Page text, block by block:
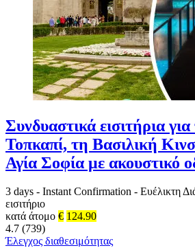
Συνδυαστικά εισιτήρια
Τοπκαπί, τη Βασιλική
Αγία Σοφία με ακουστικό
3 days - Instant Confirmation - Ευέλικτη
εισιτήριο
κατά άτομο € 124.90
4.7 (739)
Έλεγχος διαθεσιμότητας